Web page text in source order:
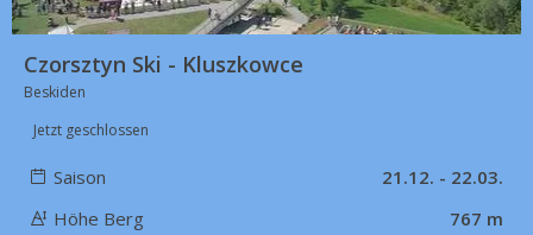
Czorsztyn Ski - Kluszkowce
Beskiden
Jetzt geschlossen
Saison
21.12. - 22.03.
Höhe Berg
767 m